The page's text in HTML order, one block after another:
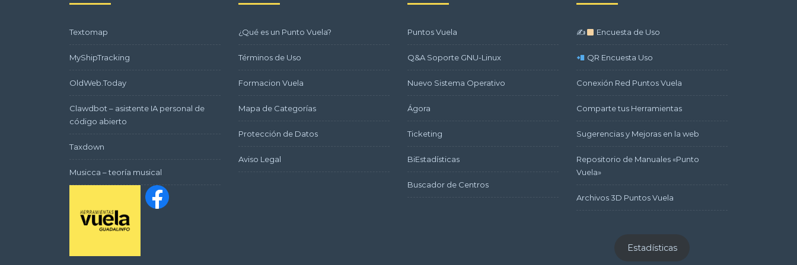
Textomap
MyShipTracking
OldWeb.Today
Clawdbot – asistente IA personal de
código abierto
Taxdown
Musicca – teoría musical
¿Qué es un Punto Vuela?
Términos de Uso
Formacion Vuela
Mapa de Categorías
Protección de Datos
Aviso Legal
Puntos Vuela
Q&A Soporte GNU-Linux
Nuevo Sistema Operativo
Ágora
Ticketing
BiEstadísticas
Buscador de Centros
✍ Encuesta de Uso
QR Encuesta Uso
Conexión Red Puntos Vuela
Comparte tus Herramientas
Sugerencias y Mejoras en la web
Repositorio de Manuales «Punto
Vuela»
Archivos 3D Puntos Vuela
Estadísticas